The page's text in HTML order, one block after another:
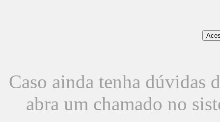
Caso ainda tenha dúvidas
abra um chamado no